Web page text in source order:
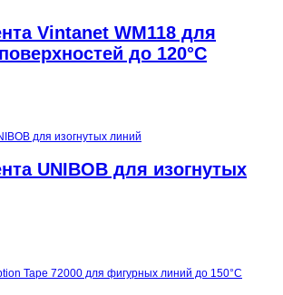
Vintanet WM118 для
до 120°C
UNIBOB для изогнутых